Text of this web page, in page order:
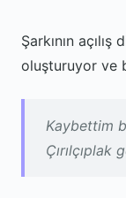
Şarkının
oluşturuyor ve
Kaybettim
Çırılçıplak